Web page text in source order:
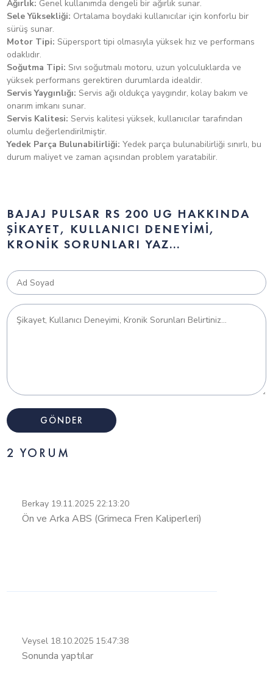
Bajaj Pulsar RS 200 UG Fiyatı Nedir?
Bajaj Pulsar RS 200 UG Kaç nm Tork?
Bajaj Pulsar RS 200 UG Kaç Beygir? kW
Bajaj Pulsar RS 200 UG Kaç km Hız (top speed)
yapar?
Bajaj Pulsar RS 200 UG Ağırlığı kaç kg?
Bajaj Pulsar RS 200 UG 100km de kaç litre benzin
yakıyor?
Ağırlık: Genel kullanımda dengeli bir ağırlık sunar.
Sele Yüksekliği: Ortalama boydaki kullanıcılar için konforlu bir
sürüş sunar.
Motor Tipi: Süpersport tipi olmasıyla yüksek hız ve performans
odaklıdır.
Soğutma Tipi: Sıvı soğutmalı motoru, uzun yolculuklarda ve
yüksek performans gerektiren durumlarda idealdir.
Servis Yaygınlığı: Servis ağı oldukça yaygındır, kolay bakım ve
onarım imkanı sunar.
Servis Kalitesi: Servis kalitesi yüksek, kullanıcılar tarafından
olumlu değerlendirilmiştir.
Yedek Parça Bulunabilirliği: Yedek parça bulunabilirliği sınırlı, bu
durum maliyet ve zaman açısından problem yaratabilir.
BAJAJ PULSAR RS 200 UG HAKKINDA
ŞIKAYET, KULLANICI DENEYIMI,
KRONIK SORUNLARI YAZ...
2 YORUM
Berkay 19.11.2025 22:13:20
Ön ve Arka ABS (Grimeca Fren Kaliperleri)
Veysel 18.10.2025 15:47:38
Sonunda yaptılar